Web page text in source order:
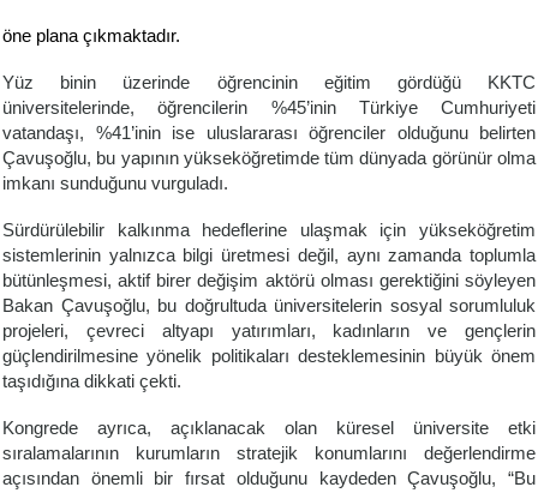
öne plana çıkmaktadır.
Yüz binin üzerinde öğrencinin eğitim gördüğü KKTC
üniversitelerinde, öğrencilerin %45’inin Türkiye Cumhuriyeti
vatandaşı, %41’inin ise uluslararası öğrenciler olduğunu belirten
Çavuşoğlu, bu yapının yükseköğretimde tüm dünyada görünür olma
imkanı sunduğunu vurguladı.
Sürdürülebilir kalkınma hedeflerine ulaşmak için yükseköğretim
sistemlerinin yalnızca bilgi üretmesi değil, aynı zamanda toplumla
bütünleşmesi, aktif birer değişim aktörü olması gerektiğini söyleyen
Bakan Çavuşoğlu, bu doğrultuda üniversitelerin sosyal sorumluluk
projeleri, çevreci altyapı yatırımları, kadınların ve gençlerin
güçlendirilmesine yönelik politikaları desteklemesinin büyük önem
taşıdığına dikkati çekti.
Kongrede ayrıca, açıklanacak olan küresel üniversite etki
sıralamalarının kurumların stratejik konumlarını değerlendirme
açısından önemli bir fırsat olduğunu kaydeden Çavuşoğlu, “Bu